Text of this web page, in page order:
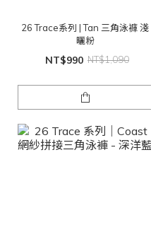
26 Trace系列 | Tan 三角泳褲 淺
曬粉
NT$990 NT$1,090